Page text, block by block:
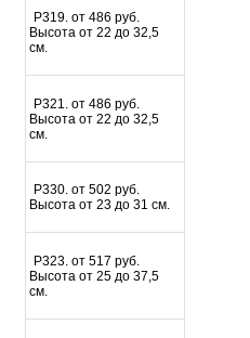
Р319. от 486 руб.
Высота от 22 до 32,5
см.
Р321. от 486 руб.
Высота от 22 до 32,5
см.
P330. от 502 руб.
Высота от 23 до 31 см.
P323. от 517 руб.
Высота от 25 до 37,5
см.